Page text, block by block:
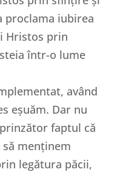
proclama iubirea
Hristos prin
într-o lume
având
eșuăm. Dar nu
faptul că
să menținem
legătura păcii,